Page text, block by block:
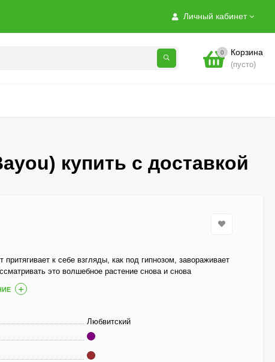
Личный кабинет
0 Корзина
(пусто)
купить с доставкой
к себе взгляды, как под гипнозом, завораживает
это волшебное растение снова и снова
Любвитский
(Polestar) метельчатая
800₽